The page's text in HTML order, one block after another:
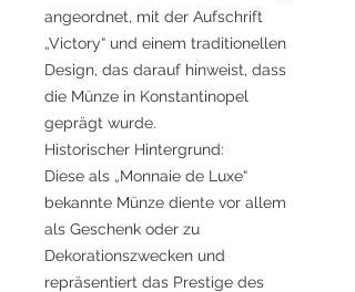
angeordnet, mit der Aufschrift
„Victory“ und einem traditionellen
Design, das darauf hinweist, dass
die Münze in Konstantinopel
geprägt wurde.
Historischer Hintergrund:
Diese als „Monnaie de Luxe“
bekannte Münze diente vor allem
als Geschenk oder zu
Dekorationszwecken und
repräsentiert das Prestige des